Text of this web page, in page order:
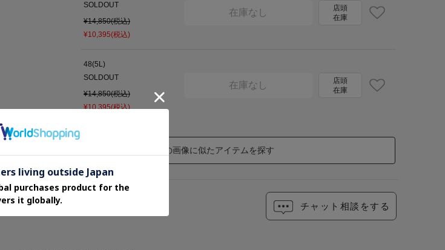
SOLDOUT
¥14,850(税込)
¥10,395(税込)
在庫なし
店頭
在庫
48(5L)
SOLDOUT
¥14,850(税込)
¥10,395(税込)
在庫なし
店頭
在庫
この画像に似たアイテムを探す
チャット相談をする
返品について